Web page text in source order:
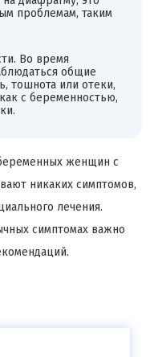
проблемам, таким
Во время
общие
тошнота или отеки,
с беременностью,
женщин с
никаких симптомов,
лечения.
симптомах важно